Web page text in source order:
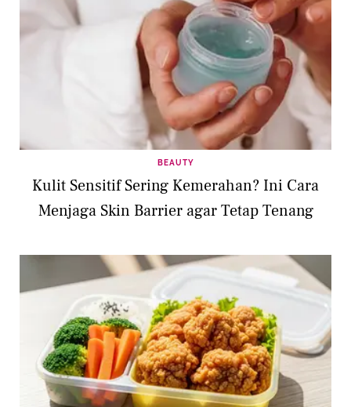
BEAUTY
Kulit Sensitif Sering Kemerahan? Ini Cara
Menjaga Skin Barrier agar Tetap Tenang